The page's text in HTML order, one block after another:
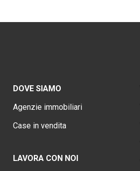
DOVE SIAMO
Agenzie immobiliari
Case in vendita
LAVORA CON NOI